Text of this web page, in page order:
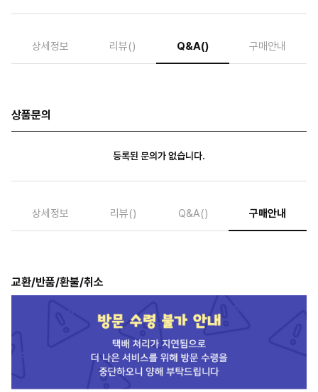
상세정보 리뷰() Q&A() 구매안내
상품문의
등록된 문의가 없습니다.
상세정보 리뷰() Q&A() 구매안내
교환/반품/환불/취소